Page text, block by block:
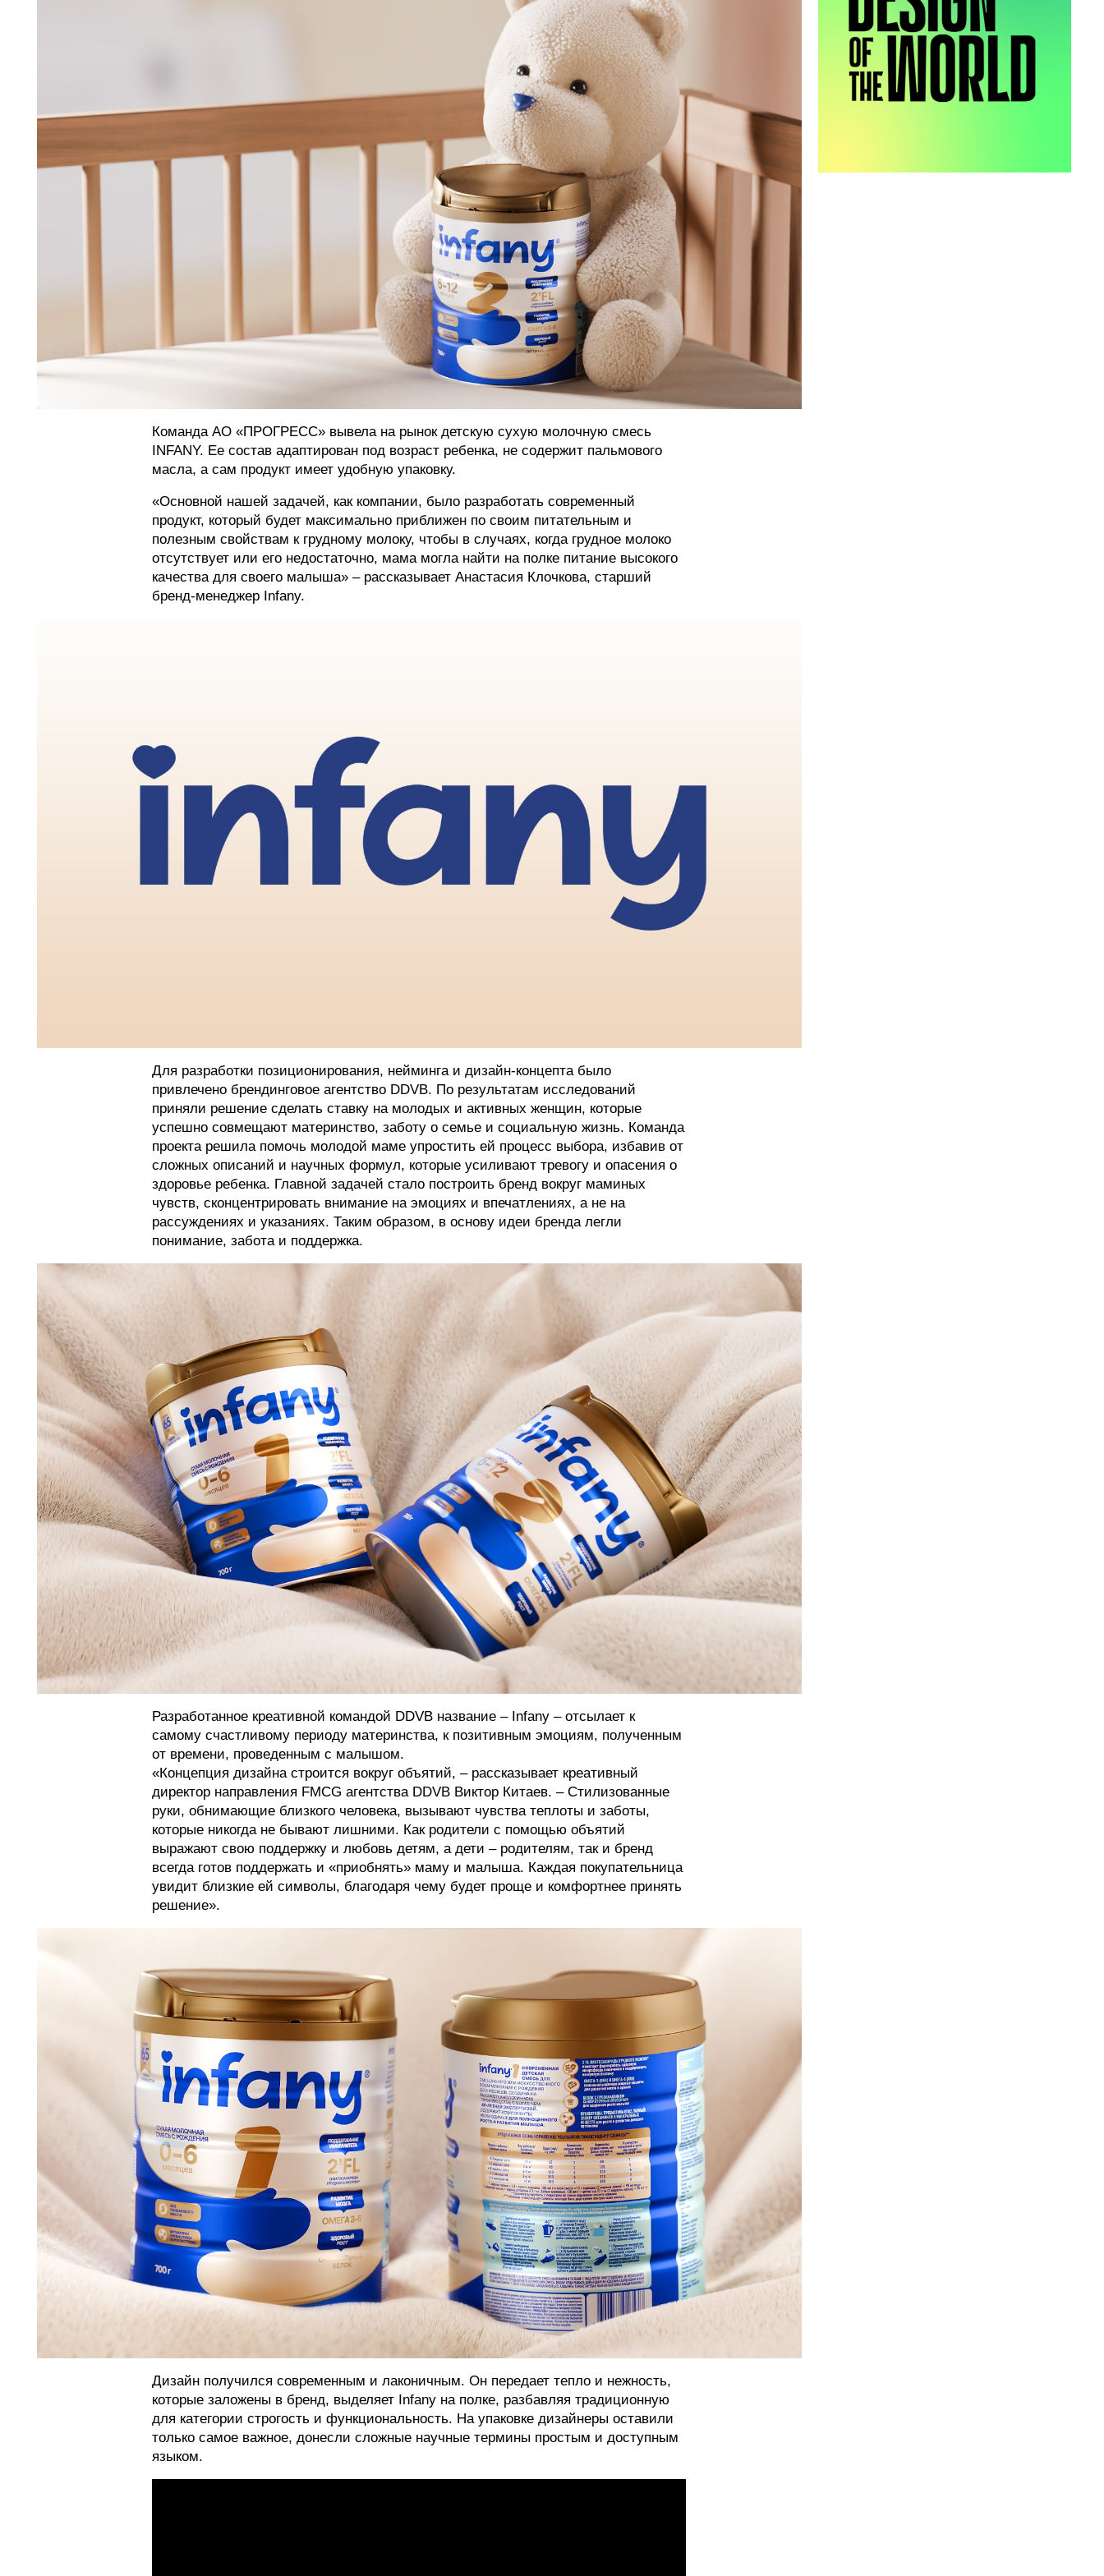
Команда АО «ПРОГРЕСС» вывела на рынок детскую сухую молочную смесь
INFANY. Ее состав адаптирован под возраст ребенка, не содержит пальмового
масла, а сам продукт имеет удобную упаковку.
«Основной нашей задачей, как компании, было разработать современный
продукт, который будет максимально приближен по своим питательным и
полезным свойствам к грудному молоку, чтобы в случаях, когда грудное молоко
отсутствует или его недостаточно, мама могла найти на полке питание высокого
качества для своего малыша» – рассказывает Анастасия Клочкова, старший
бренд-менеджер Infany.
Для разработки позиционирования, нейминга и дизайн-концепта было
привлечено брендинговое агентство DDVB. По результатам исследований
приняли решение сделать ставку на молодых и активных женщин, которые
успешно совмещают материнство, заботу о семье и социальную жизнь. Команда
проекта решила помочь молодой маме упростить ей процесс выбора, избавив от
сложных описаний и научных формул, которые усиливают тревогу и опасения о
здоровье ребенка. Главной задачей стало построить бренд вокруг маминых
чувств, сконцентрировать внимание на эмоциях и впечатлениях, а не на
рассуждениях и указаниях. Таким образом, в основу идеи бренда легли
понимание, забота и поддержка.
Разработанное креативной командой DDVB название – Infany – отсылает к
самому счастливому периоду материнства, к позитивным эмоциям, полученным
от времени, проведенным с малышом.
«Концепция дизайна строится вокруг объятий, – рассказывает креативный
директор направления FMCG агентства DDVB Виктор Китаев. – Стилизованные
руки, обнимающие близкого человека, вызывают чувства теплоты и заботы,
которые никогда не бывают лишними. Как родители с помощью объятий
выражают свою поддержку и любовь детям, а дети – родителям, так и бренд
всегда готов поддержать и «приобнять» маму и малыша. Каждая покупательница
увидит близкие ей символы, благодаря чему будет проще и комфортнее принять
решение».
Дизайн получился современным и лаконичным. Он передает тепло и нежность,
которые заложены в бренд, выделяет Infany на полке, разбавляя традиционную
для категории строгость и функциональность. На упаковке дизайнеры оставили
только самое важное, донесли сложные научные термины простым и доступным
языком.
ФОТОГРАФИЯ
ТИПОГРАФИКА
ИСТОРИИ БРЕНДОВ
О ПРОЕКТЕ
РЕКЛАМА
КОНТАКТЫ